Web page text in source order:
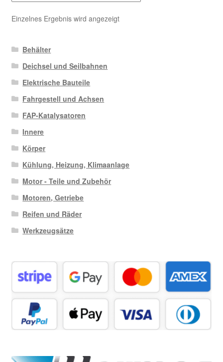
Einzelnes Ergebnis wird angezeigt
Behälter
Deichsel und Seilbahnen
Elektrische Bauteile
Fahrgestell und Achsen
FAP-Katalysatoren
Innere
Körper
Kühlung, Heizung, Klimaanlage
Motor - Teile und Zubehör
Motoren, Getriebe
Reifen und Räder
Werkzeugsätze